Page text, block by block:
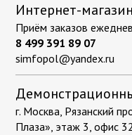
Интернет-
Приём заказов
8 499 391 89 07
simfopol@yandex.ru
г. Москва, Рязанский
Плаза», этаж 3, офис